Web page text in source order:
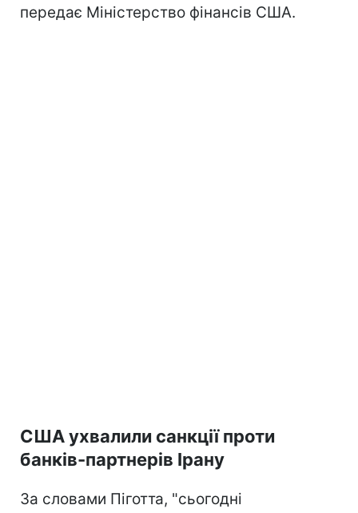
передає Міністерство фінансів США.
США ухвалили санкції проти
банків-партнерів Ірану
За словами Піготта, "сьогодні